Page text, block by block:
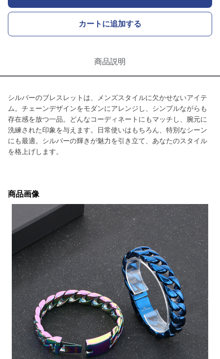
カートに追加する
商品説明
シルバーのブレスレットは、メンズスタイルに欠かせないアイテ
ム。チェーンデザインをモダンにアレンジし、シンプルながらも
存在感を放つ一品。どんなコーディネートにもマッチし、腕元に
洗練された印象を与えます。日常使いはもちろん、特別なシーン
にも最適。シルバーの輝きが魅力を引き立て、あなたのスタイル
を格上げします。
商品画像